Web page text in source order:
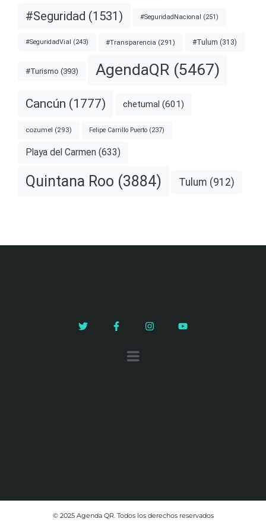
#Seguridad (1531) #SeguridadNacional (251)
#SeguridadVial (243) #Transparencia (291) #Tulum (313)
#Turismo (393) AgendaQR (5467)
Cancún (1777) chetumal (601)
cozumel (293) Felipe Carrillo Puerto (237)
Playa del Carmen (633)
Quintana Roo (3884) Tulum (912)
© 2025 Agenda QR. Todos los derechos reservados